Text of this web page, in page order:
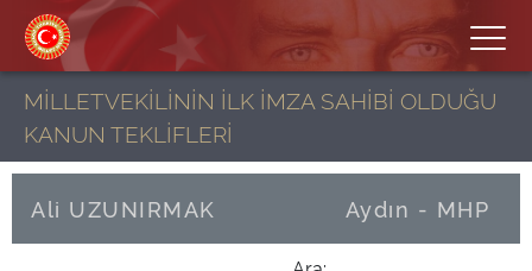
MİLLETVEKİLİNİN İLK İMZA SAHİBİ OLDUĞU
KANUN TEKLİFLERİ
Ali UZUNIRMAK Aydın - MHP